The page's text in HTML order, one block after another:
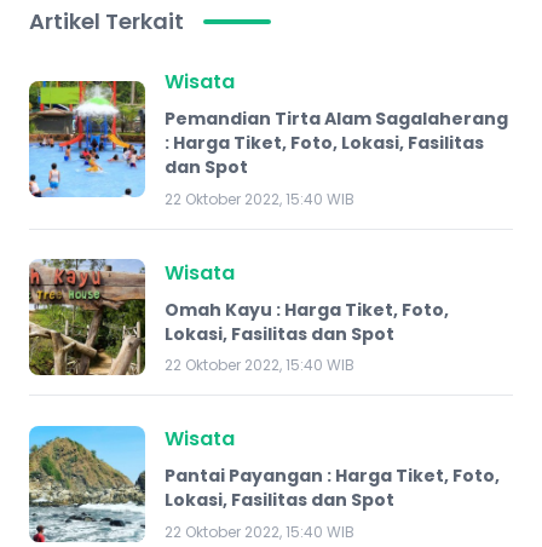
Artikel Terkait
Wisata
Pemandian Tirta Alam Sagalaherang
: Harga Tiket, Foto, Lokasi, Fasilitas
dan Spot
22 Oktober 2022, 15:40 WIB
Wisata
Omah Kayu : Harga Tiket, Foto,
Lokasi, Fasilitas dan Spot
22 Oktober 2022, 15:40 WIB
Wisata
Pantai Payangan : Harga Tiket, Foto,
Lokasi, Fasilitas dan Spot
22 Oktober 2022, 15:40 WIB